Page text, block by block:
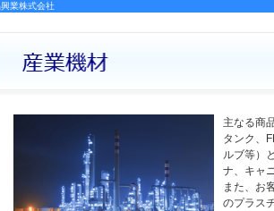
業株式会社
主なる商
タンク、
ルブ等）
ナ、キャ
また、お
のプラス